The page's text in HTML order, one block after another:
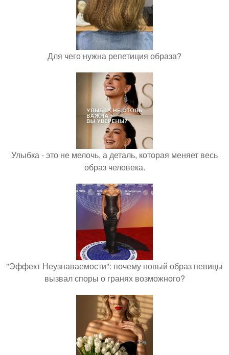
Для чего нужна репетиция образа?
Улыбка - это не мелочь, а деталь, которая меняет весь
образ человека.
"Эффект Неузнаваемости": почему новый образ певицы
вызвал споры о гранях возможного?